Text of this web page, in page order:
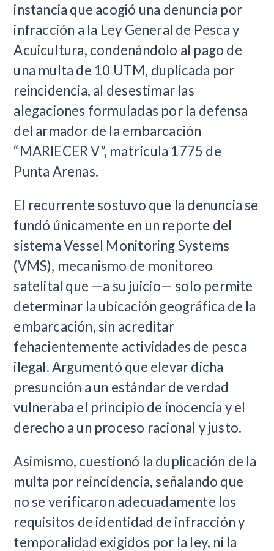
instancia que acogió una denuncia por
infracción a la Ley General de Pesca y
Acuicultura, condenándolo al pago de
una multa de 10 UTM, duplicada por
reincidencia, al desestimar las
alegaciones formuladas por la defensa
del armador de la embarcación
“MARIECER V”, matrícula 1775 de
Punta Arenas.
El recurrente sostuvo que la denuncia se
fundó únicamente en un reporte del
sistema Vessel Monitoring Systems
(VMS), mecanismo de monitoreo
satelital que —a su juicio— solo permite
determinar la ubicación geográfica de la
embarcación, sin acreditar
fehacientemente actividades de pesca
ilegal. Argumentó que elevar dicha
presunción a un estándar de verdad
vulneraba el principio de inocencia y el
derecho a un proceso racional y justo.
Asimismo, cuestionó la duplicación de la
multa por reincidencia, señalando que
no se verificaron adecuadamente los
requisitos de identidad de infracción y
temporalidad exigidos por la ley, ni la